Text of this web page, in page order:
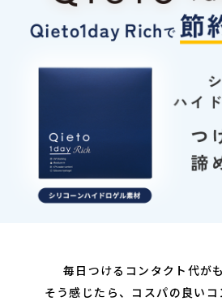
毎日つけるコンタクト代が
そう感じたら、コスパの良い